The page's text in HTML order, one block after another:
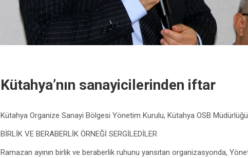
Kütahya’nın sanayicilerinden iftar
Kütahya Organize Sanayi Bölgesi Yönetim Kurulu, Kütahya OSB
BİRLİK VE BERABERLİK ÖRNEĞİ SERGİLEDİLER
Ramazan ayının birlik ve beraberlik ruhunu yansıtan organizasyonda,